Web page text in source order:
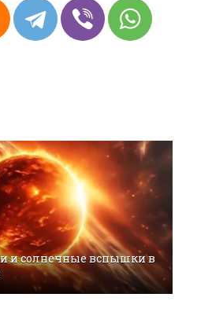
и солнечные вспышки в